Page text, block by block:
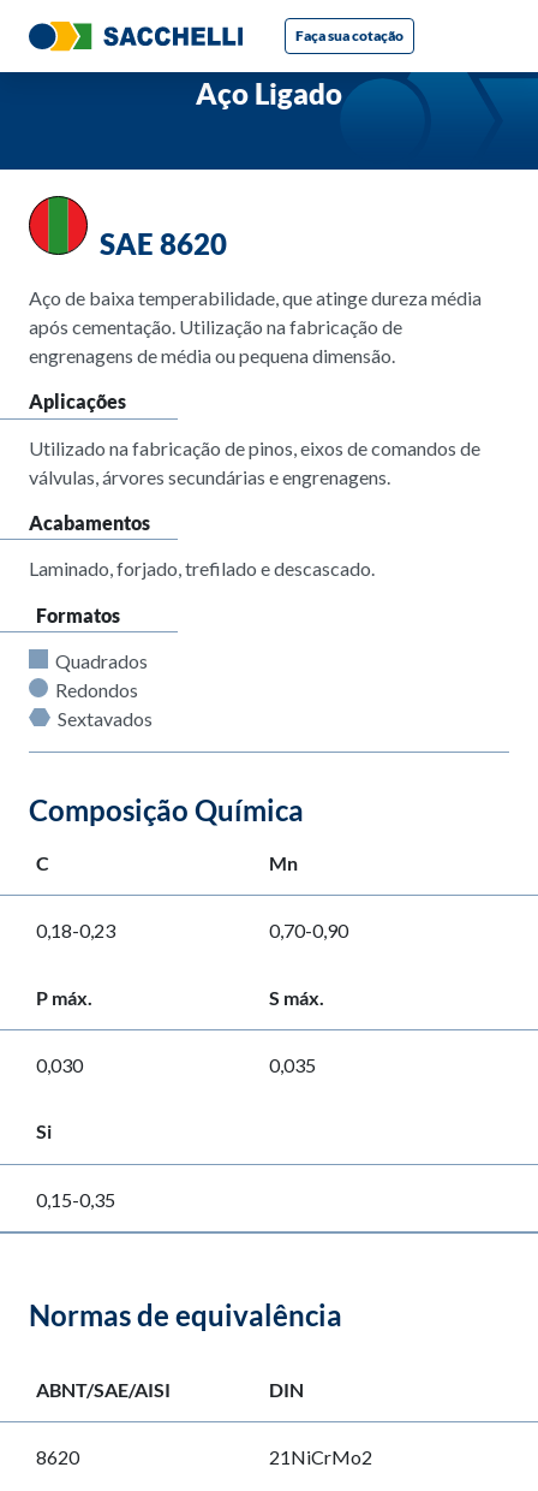
Faça sua cotação
Aço Ligado
SAE 8620
Aço de baixa temperabilidade, que atinge dureza média
após cementação. Utilização na fabricação de
engrenagens de média ou pequena dimensão.
Aplicações
Utilizado na fabricação de pinos, eixos de comandos de
válvulas, árvores secundárias e engrenagens.
Acabamentos
Laminado, forjado, trefilado e descascado.
Formatos
Quadrados
Redondos
Sextavados
Composição Química
C Mn
0,18-0,23 0,70-0,90
P máx. S máx.
0,030 0,035
Si
0,15-0,35
Normas de equivalência
ABNT/SAE/AISI DIN
8620 21NiCrMo2